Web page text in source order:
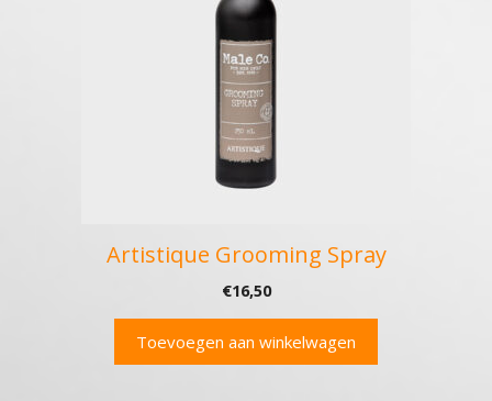
Artistique Grooming Spray
€16,50
Toevoegen aan winkelwagen